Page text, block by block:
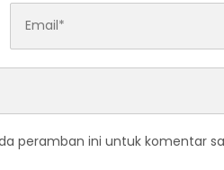
peramban ini untuk komentar